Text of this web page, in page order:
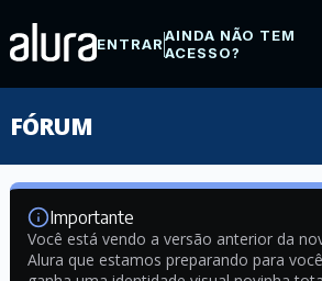
ENTRARAINDA NÃO TEM
ACESSO?
FÓRUM
Importante
Você está vendo a versão anterior da
Alura que estamos preparando para